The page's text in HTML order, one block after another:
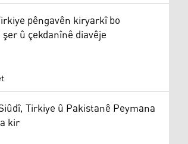
pêngavên kiryarkî bo
û çekdanînê diavêje
Tirkiye û Pakistanê Peymana
kir